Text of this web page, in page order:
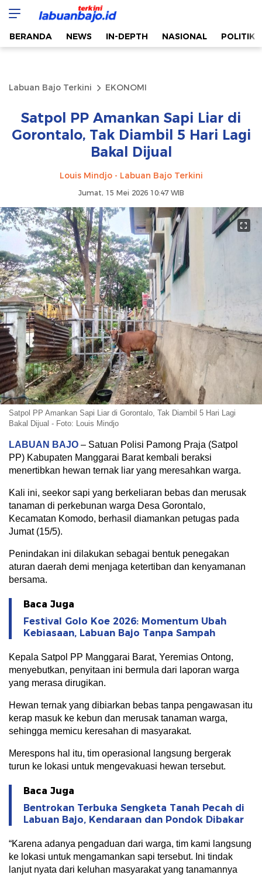
Labuan Bajo Terkini
Aktual & Berimbang
BERANDA NEWS IN-DEPTH NASIONAL POLITIK
Labuan Bajo Terkini EKONOMI
Satpol PP Amankan Sapi Liar di
Gorontalo, Tak Diambil 5 Hari Lagi
Bakal Dijual
Louis Mindjo - Labuan Bajo Terkini
Jumat, 15 Mei 2026 10:47 WIB
Satpol PP Amankan Sapi Liar di Gorontalo, Tak Diambil 5 Hari Lagi
Bakal Dijual - Foto: Louis Mindjo
LABUAN BAJO – Satuan Polisi Pamong Praja (Satpol
PP) Kabupaten Manggarai Barat kembali beraksi
menertibkan hewan ternak liar yang meresahkan warga.
Kali ini, seekor sapi yang berkeliaran bebas dan merusak
tanaman di perkebunan warga Desa Gorontalo,
Kecamatan Komodo, berhasil diamankan petugas pada
Jumat (15/5).
Penindakan ini dilakukan sebagai bentuk penegakan
aturan daerah demi menjaga ketertiban dan kenyamanan
bersama.
Baca Juga
Festival Golo Koe 2026: Momentum Ubah
Kebiasaan, Labuan Bajo Tanpa Sampah
Kepala Satpol PP Manggarai Barat, Yeremias Ontong,
menyebutkan, penyitaan ini bermula dari laporan warga
yang merasa dirugikan.
Hewan ternak yang dibiarkan bebas tanpa pengawasan itu
kerap masuk ke kebun dan merusak tanaman warga,
sehingga memicu keresahan di masyarakat.
Merespons hal itu, tim operasional langsung bergerak
turun ke lokasi untuk mengevakuasi hewan tersebut.
Baca Juga
Bentrokan Terbuka Sengketa Tanah Pecah di
Labuan Bajo, Kendaraan dan Pondok Dibakar
“Karena adanya pengaduan dari warga, tim kami langsung
ke lokasi untuk mengamankan sapi tersebut. Ini tindak
lanjut nyata dari keluhan masyarakat yang tanamannya